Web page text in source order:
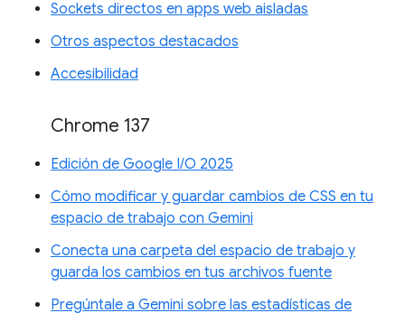
Sockets directos en apps web aisladas
Otros aspectos destacados
Accesibilidad
Chrome 137
Edición de Google I/O 2025
Cómo modificar y guardar cambios de CSS en tu
espacio de trabajo con Gemini
Conecta una carpeta del espacio de trabajo y
guarda los cambios en tus archivos fuente
Pregúntale a Gemini sobre las estadísticas de